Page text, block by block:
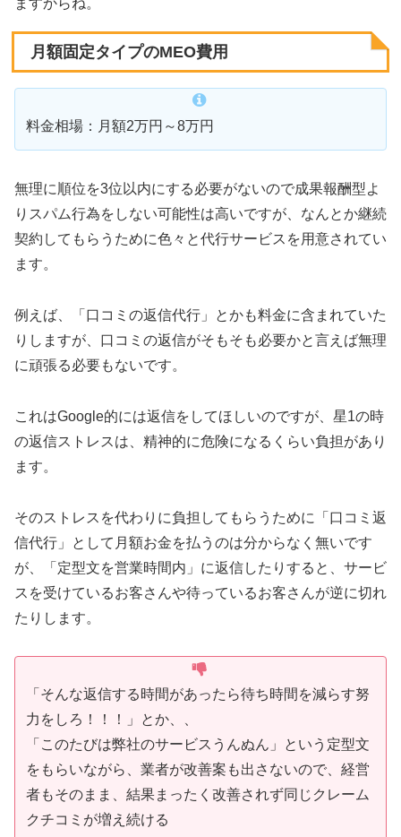
ますからね。
月額固定タイプのMEO費用
料金相場：月額2万円～8万円
無理に順位を3位以内にする必要がないので成果報酬型よ
りスパム行為をしない可能性は高いですが、なんとか継続
契約してもらうために色々と代行サービスを用意されてい
ます。
例えば、「口コミの返信代行」とかも料金に含まれていた
りしますが、口コミの返信がそもそも必要かと言えば無理
に頑張る必要もないです。
これはGoogle的には返信をしてほしいのですが、星1の時
の返信ストレスは、精神的に危険になるくらい負担があり
ます。
そのストレスを代わりに負担してもらうために「口コミ返
信代行」として月額お金を払うのは分からなく無いです
が、「定型文を営業時間内」に返信したりすると、サービ
スを受けているお客さんや待っているお客さんが逆に切れ
たりします。
「そんな返信する時間があったら待ち時間を減らす努
力をしろ！！！」とか、、
「このたびは弊社のサービスうんぬん」という定型文
をもらいながら、業者が改善案も出さないので、経営
者もそのまま、結果まったく改善されず同じクレーム
クチコミが増え続ける